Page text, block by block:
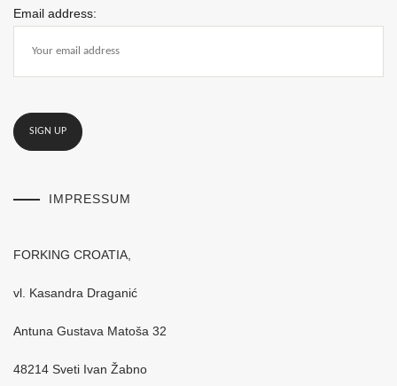
Email address:
IMPRESSUM
FORKING CROATIA,
vl. Kasandra Draganić
Antuna Gustava Matoša 32
48214 Sveti Ivan Žabno